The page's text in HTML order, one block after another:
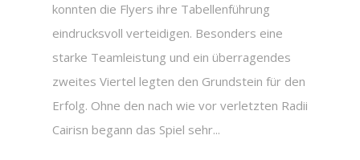
konnten die Flyers ihre Tabellenführung
eindrucksvoll verteidigen. Besonders eine
starke Teamleistung und ein überragendes
zweites Viertel legten den Grundstein für den
Erfolg. Ohne den nach wie vor verletzten Radii
Cairisn begann das Spiel sehr...